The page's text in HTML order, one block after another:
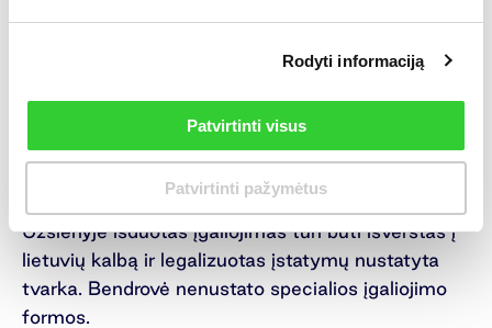
Rodyti informaciją
Patvirtinti visus
Patvirtinti pažymėtus
įgaliotinis turi tokias pačias teises, kokias turėtų
turėti asmens tapatybę patvirtinantį dokumentą ir
įstatymų nustatyta tvarka patvirtintą įgaliojimą,
akcininkų susirinkimo registracijos pradžios.
Užsienyje išduotas įgaliojimas turi būti išverstas į
lietuvių kalbą ir legalizuotas įstatymų nustatyta
tvarka. Bendrovė nenustato specialios įgaliojimo
formos.